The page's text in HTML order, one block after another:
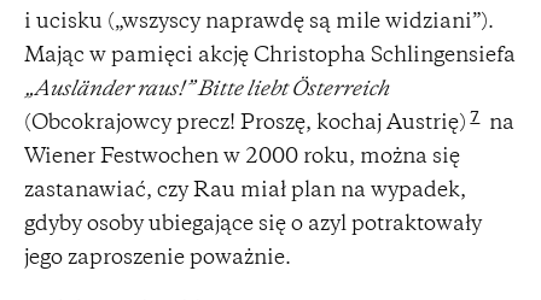
i ucisku („wszyscy naprawdę są mile widziani”).
Mając w pamięci akcję Christopha Schlingensiefa
„Ausländer raus!” Bitte liebt Österreich
(Obcokrajowcy precz! Proszę, kochaj Austrię) 7
na
Wiener Festwochen w 2000 roku, można się
zastanawiać, czy Rau miał plan na wypadek,
gdyby osoby ubiegające się o azyl potraktowały
jego zaproszenie poważnie.